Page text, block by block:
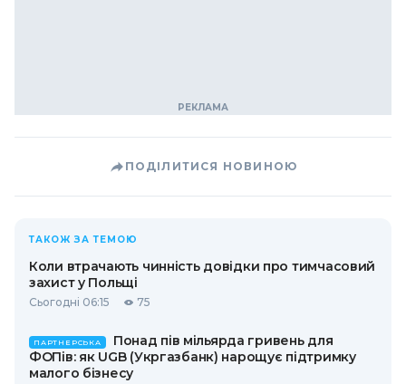
ПОДІЛИТИСЯ НОВИНОЮ
ТАКОЖ ЗА ТЕМОЮ
Коли втрачають чинність довідки про тимчасовий
захист у Польщі
Сьогодні 06:15 75
ПАРТНЕРСЬКА
Понад пів мільярда гривень для
ФОПів: як UGB (Укргазбанк) нарощує підтримку
малого бізнесу